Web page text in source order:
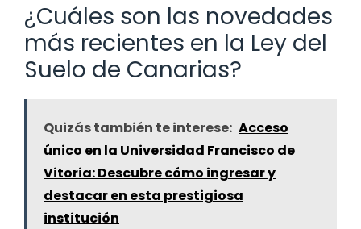
¿Cuáles son las novedades
más recientes en la Ley del
Suelo de Canarias?
Quizás también te interese: Acceso
único en la Universidad Francisco de
Vitoria: Descubre cómo ingresar y
destacar en esta prestigiosa
institución